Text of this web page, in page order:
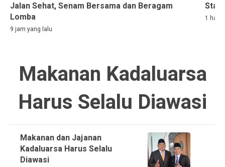
Jalan Sehat, Senam Bersama dan Beragam
Lomba
9 jam yang lalu
1 hari
Makanan Kadaluarsa
Harus Selalu Diawasi
Makanan dan Jajanan
Kadaluarsa Harus Selalu
Diawasi